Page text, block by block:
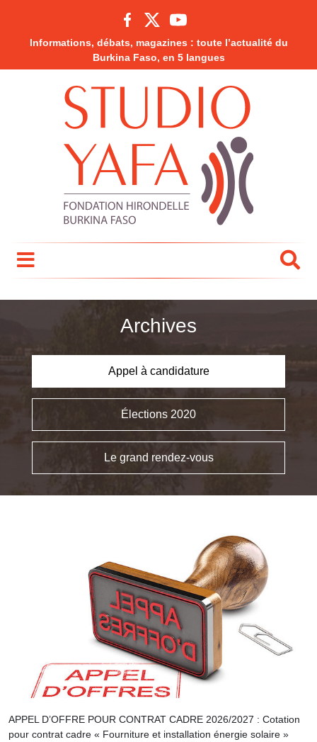
Informations, débats, magazines : toute l’actualité du
Burkina Faso, en 5 langues
Archives
Appel à candidature
Élections 2020
Le grand rendez-vous
APPEL D’OFFRE POUR CONTRAT CADRE 2026/2027 : Cotation
pour contrat cadre « Fourniture et installation énergie solaire »